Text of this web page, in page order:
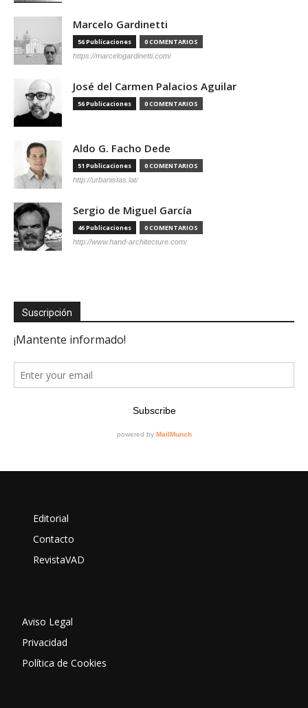
Marcelo Gardinetti
56 Publicaciones 0 COMENTARIOS
https://marcelogardinetti.com/
José del Carmen Palacios Aguilar
56 Publicaciones 0 COMENTARIOS
Aldo G. Facho Dede
51 Publicaciones 0 COMENTARIOS
http://urbanistas.lat/
Sergio de Miguel García
46 Publicaciones 0 COMENTARIOS
http://www.hand-architecture.com/
Suscripción
Editorial
Contacto
RevistaVAD
Aviso Legal
Privacidad
Política de Cookies